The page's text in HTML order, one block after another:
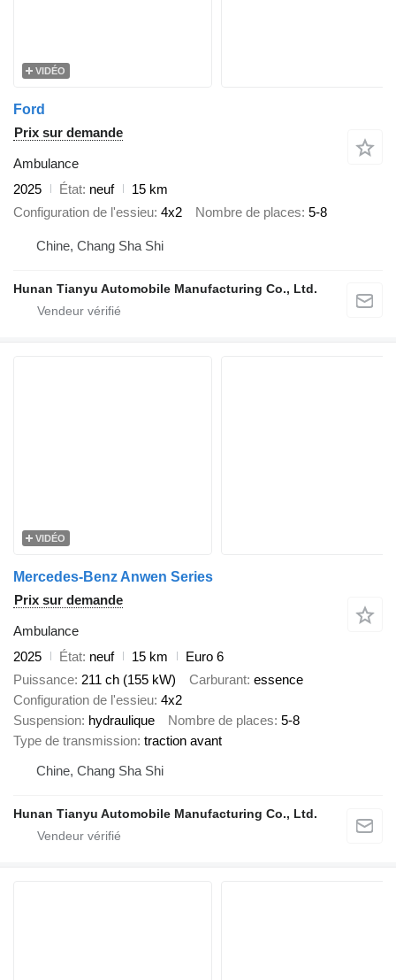
VIDÉO
Ford
Prix sur demande
Ambulance
2025
État neuf
15 km
Configuration de l'essieu 4x2 Nombre de places 5-8
Chine, Chang Sha Shi
Hunan Tianyu Automobile Manufacturing Co., Ltd.
VIDÉO
Mercedes-Benz Anwen Series
Prix sur demande
Ambulance
2025
État neuf 15 km
Euro 6
Puissance 211 ch (155 kW) Carburant essence
Configuration de l'essieu 4x2
Suspension hydraulique Nombre de places 5-8
Type de transmission traction avant
Chine, Chang Sha Shi
Hunan Tianyu Automobile Manufacturing Co., Ltd.